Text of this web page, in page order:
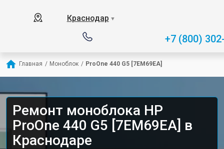
Краснодар ▼
+7 (800)
Главная / Моноблок / ProOne 440 G5 [7EM69EA]
Ремонт моноблока HP
ProOne 440 G5 [7EM69EA] в
Краснодаре